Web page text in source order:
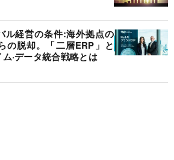
ル経営の条件:海外拠点の
の脱却。「二層ERP」と
·データ統合戦略とは